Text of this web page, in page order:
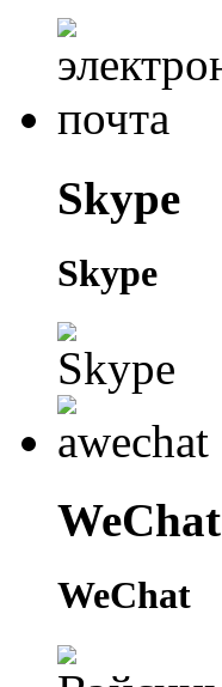
Skype
Skype
WeChat
WeChat